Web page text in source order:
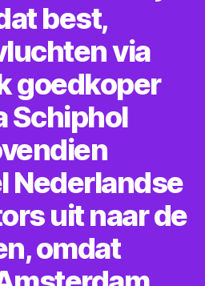
best,
via
goedkoper
Schiphol
Nederlandse
uit naar de
omdat